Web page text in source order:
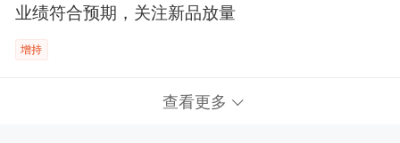
业绩符合预期，关注新品放量
增持
查看更多